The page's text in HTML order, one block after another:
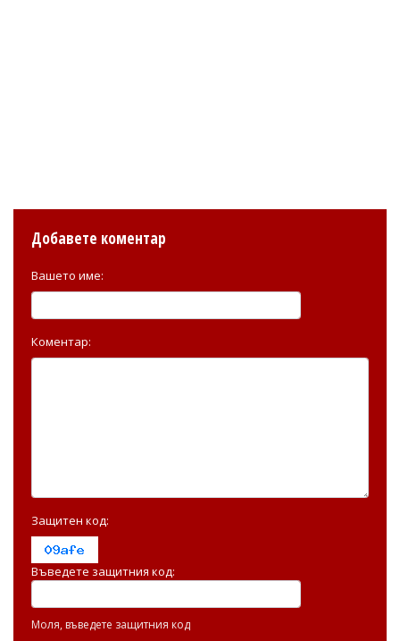
Добавете коментар
Вашето име:
Коментар:
Защитен код:
Въведете защитния код:
Моля, въведете защитния код